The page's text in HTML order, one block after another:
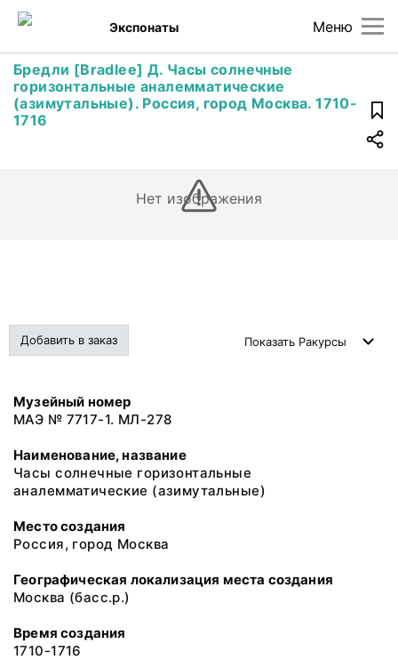
Меню
Экспонаты
Бредли [Bradlee] Д. Часы солнечные
горизонтальные аналемматические
(азимутальные). Россия, город Москва. 1710-
1716
Нет изображения
Добавить в заказ Показать Ракурсы
Музейный номер
МАЭ № 7717-1. МЛ-278
Наименование, название
Часы солнечные горизонтальные
аналемматические (азимутальные)
Место создания
Россия, город Москва
Географическая локализация места создания
Москва (басс.р.)
Время создания
1710-1716